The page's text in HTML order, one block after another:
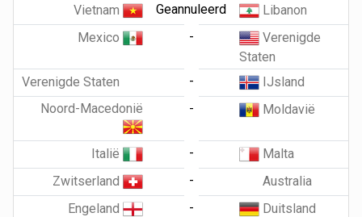
Vietnam
Geannuleerd
Libanon
Mexico
-
Verenigde
Staten
Verenigde Staten
-
IJsland
Noord-Macedonië
- Moldavië
Italië -
Malta
Zwitserland
-
Australia
Engeland
-
Duitsland